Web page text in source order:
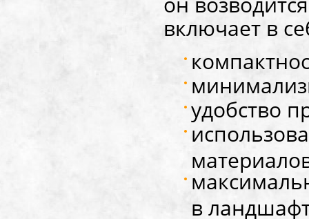
включает в
удобство
в